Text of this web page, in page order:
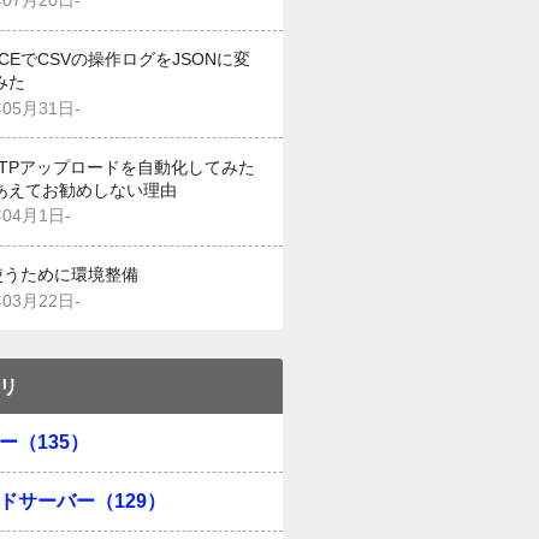
でCSVの操作ログをJSONに変
た
月31日-
アップロードを自動化してみた
えてお勧めしない理由
月1日-
ために環境整備
月22日-
（135）
サーバー（129）